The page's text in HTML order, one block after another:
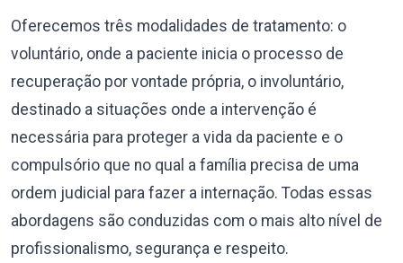
Oferecemos três modalidades de tratamento: o
voluntário, onde a paciente inicia o processo de
recuperação por vontade própria, o involuntário,
destinado a situações onde a intervenção é
necessária para proteger a vida da paciente e o
compulsório que no qual a família precisa de uma
ordem judicial para fazer a internação. Todas essas
abordagens são conduzidas com o mais alto nível de
profissionalismo, segurança e respeito.